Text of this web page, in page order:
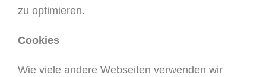
zu optimieren.
Cookies
Wie viele andere Webseiten verwenden wir